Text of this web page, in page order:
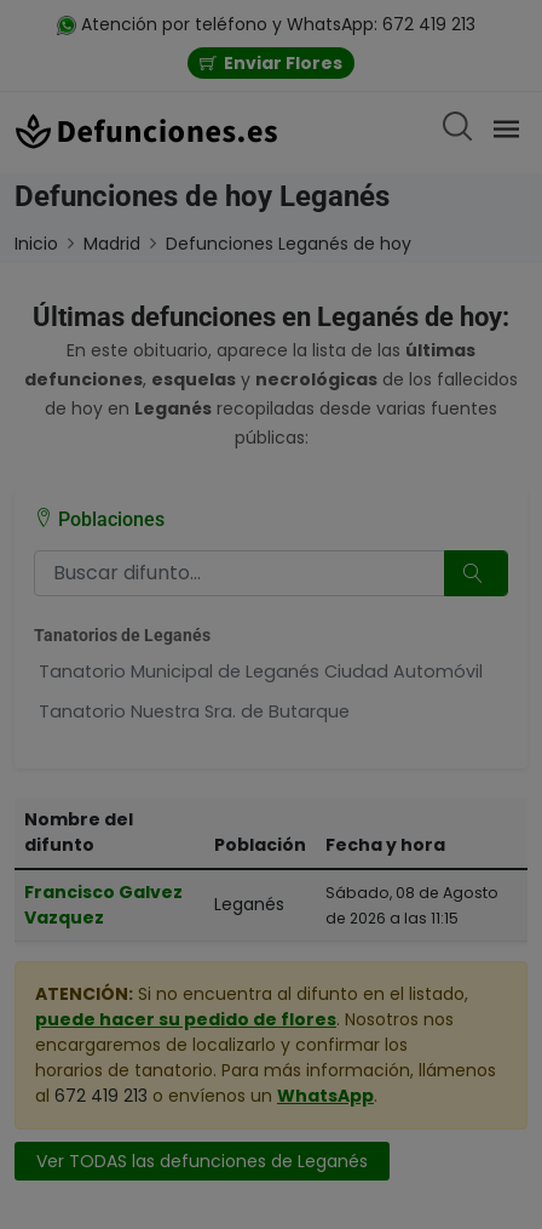
Atención por teléfono y WhatsApp: 672 419 213
Enviar Flores
Defunciones de hoy Leganés
Inicio Madrid Defunciones Leganés de hoy
Últimas defunciones en Leganés de hoy:
En este obituario, aparece la lista de las últimas
defunciones, esquelas y necrológicas de los fallecidos
de hoy en Leganés recopiladas desde varias fuentes
públicas:
Poblaciones
Tanatorios de Leganés
Tanatorio Municipal de Leganés Ciudad Automóvil
Tanatorio Nuestra Sra. de Butarque
Nombre del
difunto
Población
Fecha y hora
Francisco Galvez
Vazquez
Leganés
Sábado, 08 de Agosto
de 2026 a las 11:15
ATENCIÓN: Si no encuentra al difunto en el listado,
puede hacer su pedido de flores. Nosotros nos
encargaremos de localizarlo y confirmar los
horarios de tanatorio. Para más información, llámenos
al 672 419 213 o envíenos un WhatsApp.
Ver TODAS las defunciones de Leganés